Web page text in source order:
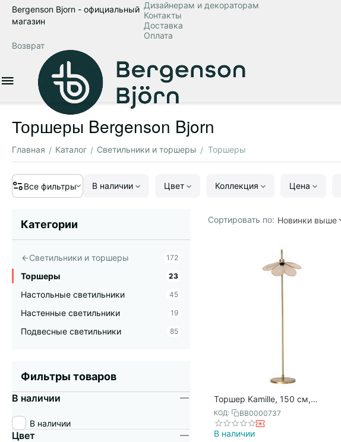
Bergenson Bjorn - официальный
магазин
Дизайнерам и декораторам
Контакты
Доставка
Оплата
Возврат
Торшеры Bergenson Bjorn
Главная / Каталог / Светильники и торшеры / Торшеры
Все фильтры В наличии Цвет Коллекция Цена
Сортировать по: Новинки выше
Торшер Kamille, 150 см,
бежевый, Bergenson Bjorn
КОД: BB0000737
В наличии
Категории
Светильники и торшеры 172
Торшеры 23
Настольные светильники 45
Настенные светильники 19
Подвесные светильники 85
Фильтры товаров
В наличии
В наличии
Цвет